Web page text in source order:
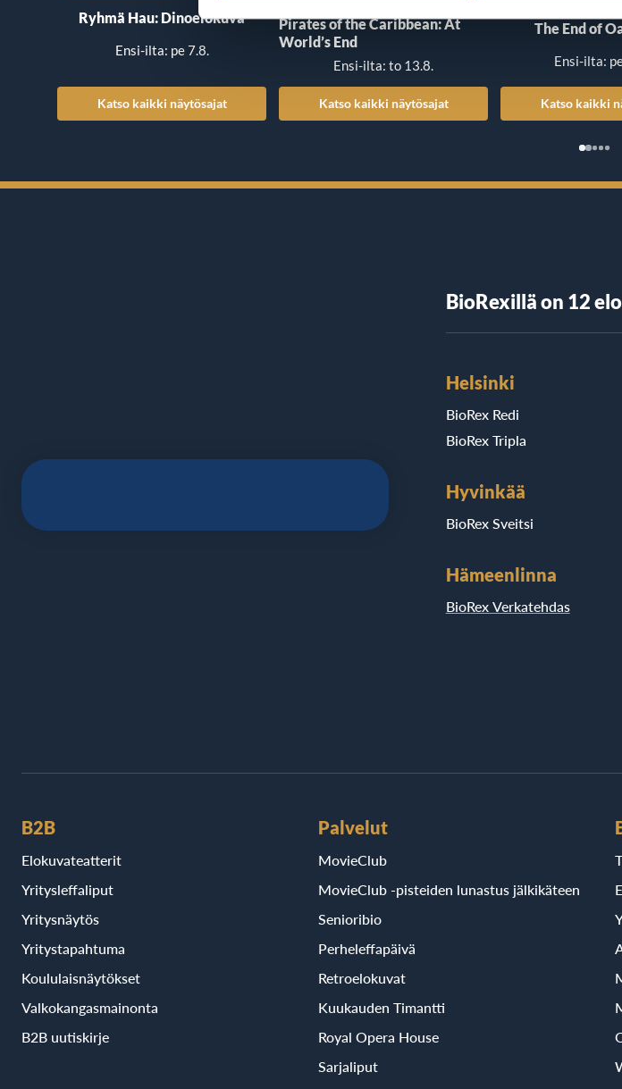
Ryhmä Hau: Dinoelokuva
Ensi-ilta: pe 7.8.
Katso kaikki näytösajat
Pirates of the Caribbean: At
World’s End
Ensi-ilta: to 13.8.
Katso kaikki näytösajat
The End of
Ensi-ilta:
Katso kaikki
BioRexillä on 12
Helsinki
BioRex Redi
BioRex Tripla
Hyvinkää
BioRex Sveitsi
Hämeenlinna
BioRex Verkatehdas
B2B
Elokuvateatterit
Yritysleffaliput
Yritysnäytös
Yritystapahtuma
Koululaisnäytökset
Valkokangasmainonta
B2B uutiskirje
Palvelut
MovieClub
MovieClub -pisteiden lunastus jälkikäteen
Senioribio
Perheleffapäivä
Retroelokuvat
Kuukauden Timantti
Royal Opera House
Sarjaliput